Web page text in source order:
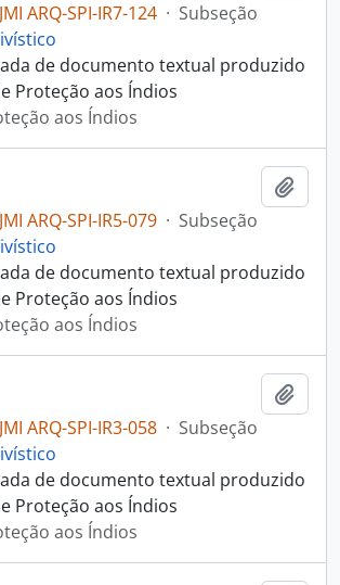
ARQ-SPI-IR7-124 · Subseção
de documento textual produzido
Proteção aos Índios
aos Índios
ARQ-SPI-IR5-079 · Subseção
de documento textual produzido
Proteção aos Índios
aos Índios
ARQ-SPI-IR3-058 · Subseção
de documento textual produzido
Proteção aos Índios
aos Índios